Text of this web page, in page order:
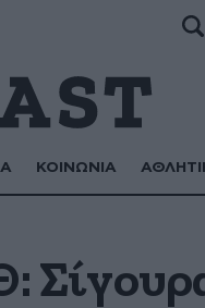
ΚΟΙΝΩΝΙΑ